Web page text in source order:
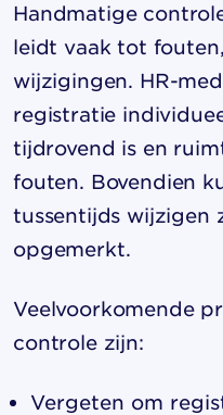
Handmatige
leidt vaak tot
wijzigingen. HR-
registratie
tijdrovend is en
fouten. Bovendien
tussentijds
opgemerkt.
Veelvoorkomende
controle zijn:
Vergeten om